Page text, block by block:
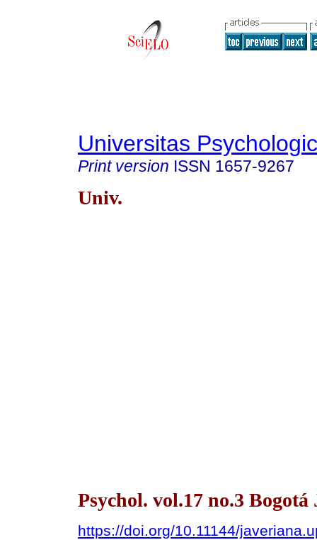
Universitas
Print version ISSN 1657-9267
Univ.
Psychol. vol.17 no.3 Bogotá
https://doi.org/10.11144/